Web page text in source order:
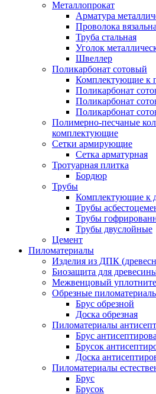
Металлопрокат
Арматура
Проволока
Труба стальная
Уголок
Швеллер
Поликарбонат сотовый
Комплектующие к
Поликарбонат
Поликарбонат
Поликарбонат
Полимерно-песчаные
комплектующие
Сетки армирующие
Сетка арматурная
Тротуарная плитка
Бордюр
Трубы
Комплектующие к
Трубы
Трубы
Трубы двуслойные
Цемент
Пиломатериалы
Изделия из ДПК
Биозащита для
Межвенцовый
Обрезные
Брус обрезной
Доска обрезная
Пиломатериалы
Брус
Брусок
Доска
Пиломатериалы
Брус
Брусок